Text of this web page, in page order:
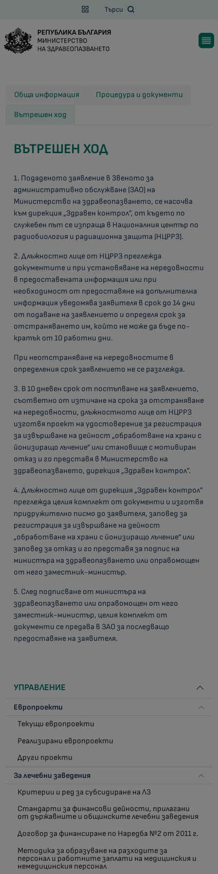
Търси
Обща информация Процедура и документи
Вътрешен ход
ВЪТРЕШЕН ХОД
1. Подаденото заявление в Звеното за
административно обслужване (ЗАО) на
Министерство на здравеопазването, се насочва
към дирекция „Здравен контрол”, от където по
служебен път се изпраща в Националния център по
радиобиология и радиационна защита (НЦРРЗ).
2. Длъжностно лице от НЦРРЗ преглежда
документите и при установяване на нередовности
в предоставената информация или при
необходимост от предоставяне на допълнителна
информация уведомява заявителя в срок до 14 дни
от подаване на заявлението и определя срок за
отстраняването им, който не може да бъде по-
кратък от 10 работни дни.
При неотстраняване на нередовностите в
определения срок заявлението не се разглежда.
3. В 10 дневен срок от постъпване на заявлението,
съответно от изтичане на срока за отстраняване
на нередовности, длъжностното лице от НЦРРЗ
изготвя проект на удостоверение за регистрация
за извършване на дейност „обработване на храни с
йонизиращо лъчение“ или становище с мотивиран
отказ и го представя в Министерство на
здравеопазването, дирекция „Здравен контрол”.
4. Длъжностно лице от дирекция „Здравен контрол”
преглежда целия комплект от документи и изготвя
придружително писмо до заявителя, заповед за
регистрация за извършване на дейност
„обработване на храни с йонизиращо лъчение“ или
заповед за отказ и го представя за подпис на
министъра на здравеопазването или оправомощен
от него заместник-министър.
5. След подписване от министъра на
здравеопазването или оправомощен от него
заместник-министър, целия комплект от
документи се предава в ЗАО за последващо
предоставяне на заявителя.
УПРАВЛЕНИЕ
Европроекти
Текущи европроекти
Реализирани европроекти
Други проекти
За лечебни заведения
Критерии и ред за субсидиране на ЛЗ
Стандарти за финансови дейности, прилагани
от държавните и общинските лечебни заведения
Договор за финансиране по Наредба №2 от 2011 г.
Методика за образуване на разходите за
персонал и работните заплати на медицинския и
немедицинския персонал